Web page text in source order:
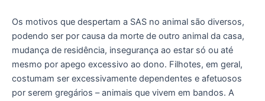
Os motivos que despertam a SAS no animal são diversos,
podendo ser por causa da morte de outro animal da casa,
mudança de residência, insegurança ao estar só ou até
mesmo por apego excessivo ao dono. Filhotes, em geral,
costumam ser excessivamente dependentes e afetuosos
por serem gregários – animais que vivem em bandos. A